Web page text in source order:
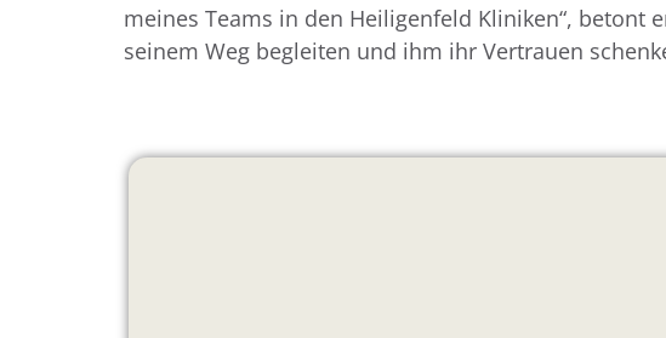
meines Teams in den Heiligenfeld Kliniken“, betont
seinem Weg begleiten und ihm ihr Vertrauen